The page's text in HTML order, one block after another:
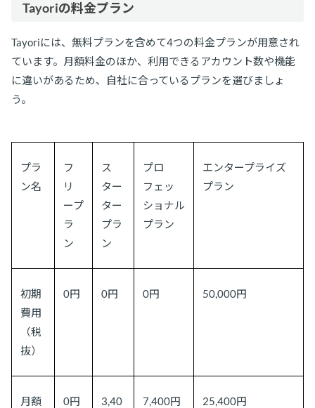
Tayoriの料金プラン
Tayoriには、無料プランを含めて4つの料金プランが用意され
ています。月額料金のほか、利用できるアカウント数や機能
に違いがあるため、自社に合っているプランを選びましょ
う。
プラ
ン名
フ
リ
ープ
ラ
ン
ス
ター
ター
プラ
ン
プロ
フェッ
ショナル
プラン
エンタープライズ
プラン
初期
費用
（税
抜）
0円 0円 0円 50,000円
月額
0円
3,40
7,400円 25,400円